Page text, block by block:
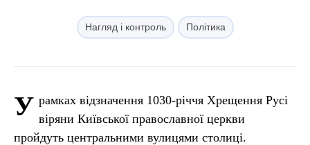
Нагляд і контроль Політика
У рамках відзначення 1030-річчя Хрещення Русі
віряни Київської православної церкви
пройдуть центральними вулицями столиці.